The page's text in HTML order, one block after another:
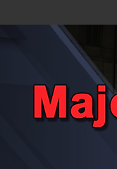
to